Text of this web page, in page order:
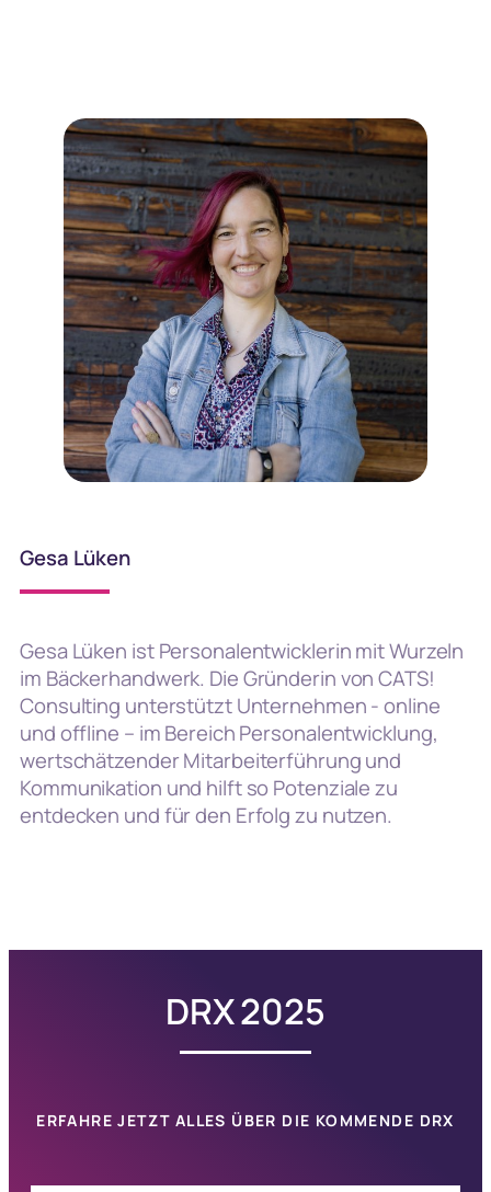
Gesa Lüken
Gesa Lüken ist Personalentwicklerin mit Wurzeln
im Bäckerhandwerk. Die Gründerin von CATS!
Consulting unterstützt Unternehmen - online
und offline – im Bereich Personalentwicklung,
wertschätzender Mitarbeiterführung und
Kommunikation und hilft so Potenziale zu
entdecken und für den Erfolg zu nutzen.
DRX 2025
ERFAHRE JETZT ALLES ÜBER DIE KOMMENDE DRX